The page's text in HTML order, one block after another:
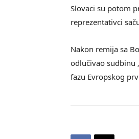
Slovaci su potom
reprezentativci
Nakon remija sa
odlučivao sudbinu
fazu Evropskog